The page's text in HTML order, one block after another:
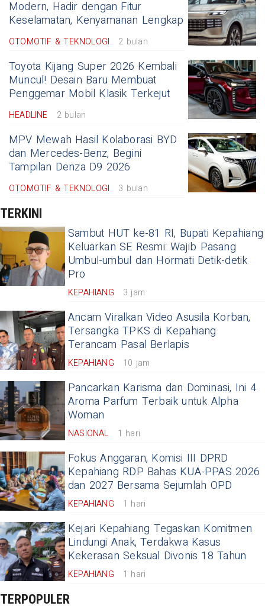
Modern, Hadir dengan Fitur
Keselamatan, Kenyamanan Lengkap
OTOMOTIF & TEKNOLOGI 2 bulan
Toyota Kijang Super 2026 Kembali
Muncul! Desain Baru Membuat
Penggemar Mobil Klasik Terkejut
HEADLINE 2 bulan
MPV Mewah Hasil Kolaborasi BYD
dan Mercedes-Benz, Begini
Tampilan Denza D9 2026
OTOMOTIF & TEKNOLOGI 3 bulan
TERKINI
Sambut HUT ke-81 RI, Bupati Kepahiang
Keluarkan SE Resmi: Wajib Pasang
Umbul-umbul dan Hormati Detik-detik
Pro
KEPAHIANG 3 jam
​Ancam Viralkan Video Asusila Korban,
Tersangka TPKS di Kepahiang
Terancam Pasal Berlapis
KEPAHIANG 10 jam
Pancarkan Karisma dan Dominasi, Ini 4
Aroma Parfum Terbaik untuk Alpha
Woman
NASIONAL 1 hari
Fokus Anggaran, Komisi III DPRD
Kepahiang RDP Bahas KUA-PPAS 2026
dan 2027 Bersama Sejumlah OPD
KEPAHIANG 1 hari
Kejari Kepahiang Tegaskan Komitmen
Lindungi Anak, Terdakwa Kasus
Kekerasan Seksual Divonis 18 Tahun
KEPAHIANG 1 hari
TERPOPULER